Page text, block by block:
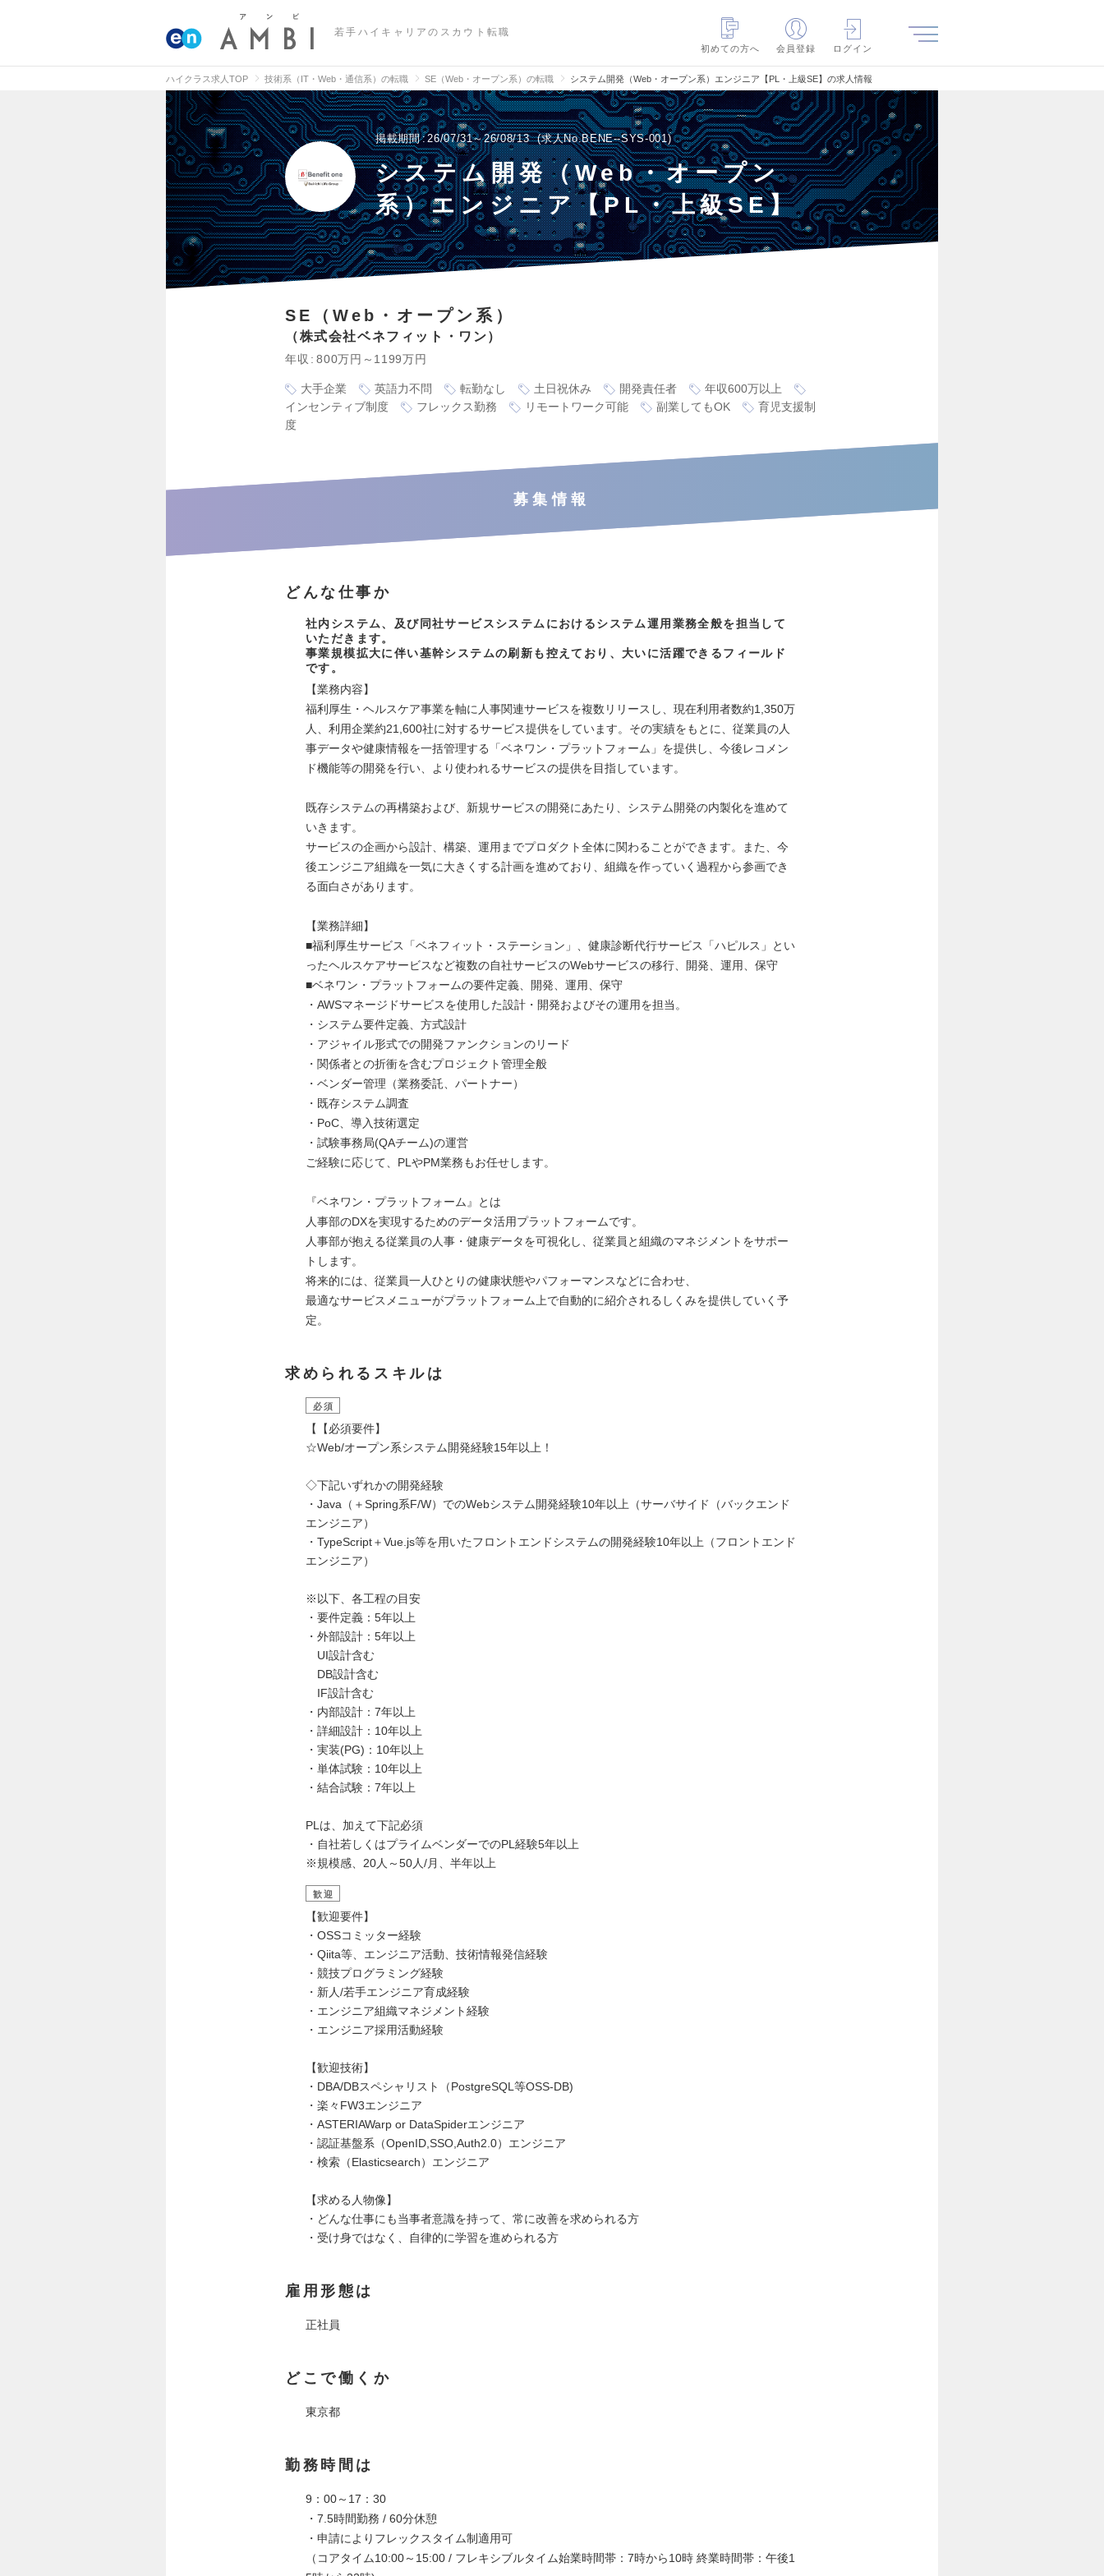
若手ハイキャリアのスカウト転職
初めての方へ
会員登録 ログイン
ハイクラス求人TOP 技術系（IT・Web・通信系）の転職 SE（Web・オープン系）の転職 システム開発（Web・オープン系）エンジニア【PL・上級SE】の求人情報
掲載期間 26/07/31～26/08/13 求人No.BENE--SYS-001
システム開発（Web・オープン
系）エンジニア【PL・上級SE】
SE（Web・オープン系）
株式会社ベネフィット・ワン
年収 800万円～1199万円
大手企業 英語力不問 転勤なし 土日祝休み 開発責任者
年収600万以上
インセンティブ制度
フレックス勤務 リモートワーク可能 副業してもOK
育児支援制
度
募集情報
どんな仕事か
社内システム、及び同社サービスシステムにおけるシステム運用業務全般を担当して
いただきます。
事業規模拡大に伴い基幹システムの刷新も控えており、大いに活躍できるフィールド
です。
【業務内容】
福利厚生・ヘルスケア事業を軸に人事関連サービスを複数リリースし、現在利用者数約1,350万
人、利用企業約21,600社に対するサービス提供をしています。その実績をもとに、従業員の人
事データや健康情報を一括管理する「ベネワン・プラットフォーム」を提供し、今後レコメン
ド機能等の開発を行い、より使われるサービスの提供を目指しています。
既存システムの再構築および、新規サービスの開発にあたり、システム開発の内製化を進めて
いきます。
サービスの企画から設計、構築、運用までプロダクト全体に関わることができます。また、今
後エンジニア組織を一気に大きくする計画を進めており、組織を作っていく過程から参画でき
る面白さがあります。
【業務詳細】
■福利厚生サービス「ベネフィット・ステーション」、健康診断代行サービス「ハピルス」とい
ったヘルスケアサービスなど複数の自社サービスのWebサービスの移行、開発、運用、保守
■ベネワン・プラットフォームの要件定義、開発、運用、保守
・AWSマネージドサービスを使用した設計・開発およびその運用を担当。
・システム要件定義、方式設計
・アジャイル形式での開発ファンクションのリード
・関係者との折衝を含むプロジェクト管理全般
・ベンダー管理（業務委託、パートナー）
・既存システム調査
・PoC、導入技術選定
・試験事務局(QAチーム)の運営
ご経験に応じて、PLやPM業務もお任せします。
『ベネワン・プラットフォーム』とは
人事部のDXを実現するためのデータ活用プラットフォームです。
人事部が抱える従業員の人事・健康データを可視化し、従業員と組織のマネジメントをサポー
トします。
将来的には、従業員一人ひとりの健康状態やパフォーマンスなどに合わせ、
最適なサービスメニューがプラットフォーム上で自動的に紹介されるしくみを提供していく予
定。
求められるスキルは
必須
【【必須要件】
☆Web/オープン系システム開発経験15年以上！
◇下記いずれかの開発経験
・Java（＋Spring系F/W）でのWebシステム開発経験10年以上（サーバサイド（バックエンド
エンジニア）
・TypeScript＋Vue.js等を用いたフロントエンドシステムの開発経験10年以上（フロントエンド
エンジニア）
※以下、各工程の目安
・要件定義：5年以上
・外部設計：5年以上
UI設計含む
DB設計含む
IF設計含む
・内部設計：7年以上
・詳細設計：10年以上
・実装(PG)：10年以上
・単体試験：10年以上
・結合試験：7年以上
PLは、加えて下記必須
・自社若しくはプライムベンダーでのPL経験5年以上
※規模感、20人～50人/月、半年以上
歓迎
【歓迎要件】
・OSSコミッター経験
・Qiita等、エンジニア活動、技術情報発信経験
・競技プログラミング経験
・新人/若手エンジニア育成経験
・エンジニア組織マネジメント経験
・エンジニア採用活動経験
【歓迎技術】
・DBA/DBスペシャリスト（PostgreSQL等OSS-DB)
・楽々FW3エンジニア
・ASTERIAWarp or DataSpiderエンジニア
・認証基盤系（OpenID,SSO,Auth2.0）エンジニア
・検索（Elasticsearch）エンジニア
【求める人物像】
・どんな仕事にも当事者意識を持って、常に改善を求められる方
・受け身ではなく、自律的に学習を進められる方
雇用形態は
正社員
どこで働くか
東京都
勤務時間は
9：00～17：30
・7.5時間勤務 / 60分休憩
・申請によりフレックスタイム制適用可
（コアタイム10:00～15:00 / フレキシブルタイム始業時間帯：7時から10時 終業時間帯：午後1